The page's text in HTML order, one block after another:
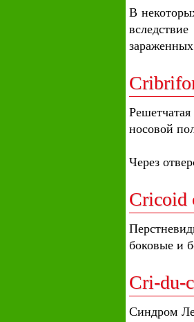
В
носовой
Через
Cricoid
боковые и
Cri-du-
Синдром